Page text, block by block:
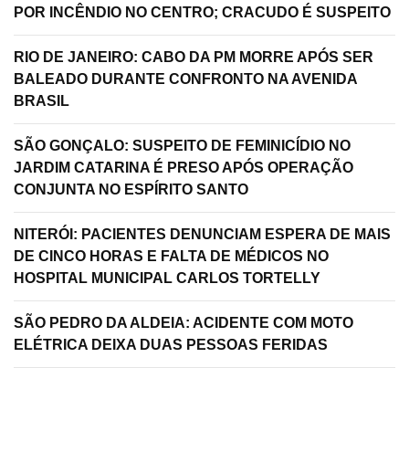
POR INCÊNDIO NO CENTRO; CRACUDO É SUSPEITO
RIO DE JANEIRO: CABO DA PM MORRE APÓS SER
BALEADO DURANTE CONFRONTO NA AVENIDA
BRASIL
SÃO GONÇALO: SUSPEITO DE FEMINICÍDIO NO
JARDIM CATARINA É PRESO APÓS OPERAÇÃO
CONJUNTA NO ESPÍRITO SANTO
NITERÓI: PACIENTES DENUNCIAM ESPERA DE MAIS
DE CINCO HORAS E FALTA DE MÉDICOS NO
HOSPITAL MUNICIPAL CARLOS TORTELLY
SÃO PEDRO DA ALDEIA: ACIDENTE COM MOTO
ELÉTRICA DEIXA DUAS PESSOAS FERIDAS